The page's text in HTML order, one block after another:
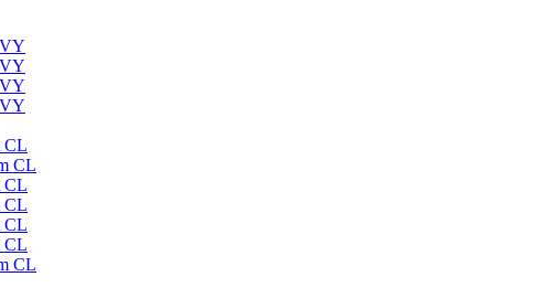
CL
CL
CL
CL
CL
CL
CL